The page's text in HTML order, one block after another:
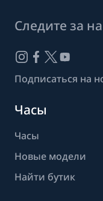
Следите за
Подписаться на
Часы
Часы
Новые модели
Найти бутик